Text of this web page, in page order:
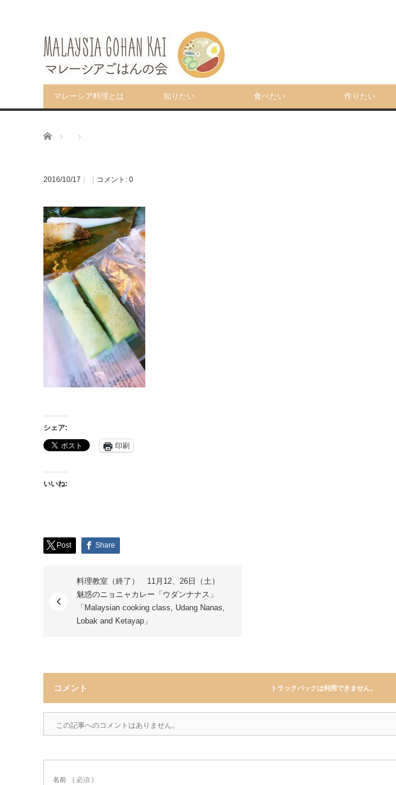
マレーシア料理とは 知りたい 食べたい 作りたい
ホーム
2016/10/17 コメント: 0
シェア:
印刷
いいね:
Post Share
料理教室（終了） 11月12、26日（土）
魅惑のニョニャカレー「ウダンナナス」
「Malaysian cooking class, Udang Nanas,
Lobak and Ketayap」
コメント トラックバックは利用できません。
この記事へのコメントはありません。
名前 ( 必須 )